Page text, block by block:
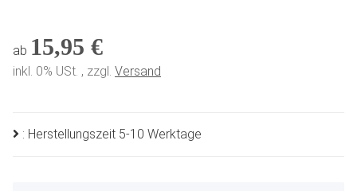
ab 15,95 €
inkl. 0% USt. , zzgl. Versand
: Herstellungszeit 5-10 Werktage